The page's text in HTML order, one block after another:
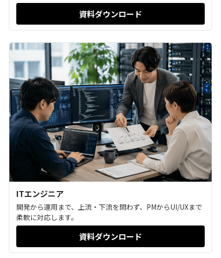
資料ダウンロード
ITエンジニア
開発から運用まで、上流・下流を問わず、PMからUI/UXまで
柔軟に対応します。
資料ダウンロード